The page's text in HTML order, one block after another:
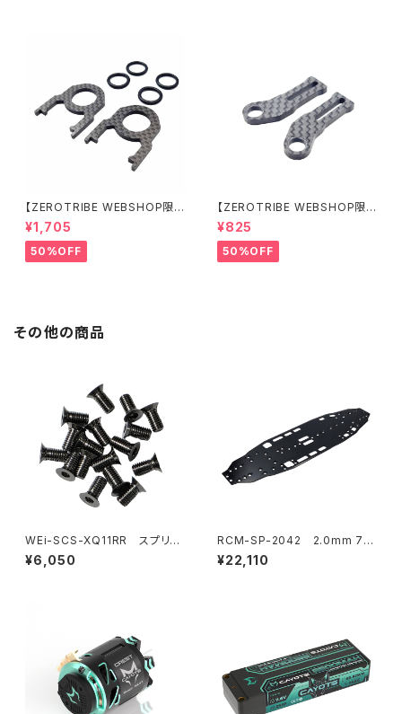
【ZEROTRIBE WEBSHOP限
定価格】RCM-BD11-TSE カ
ーボンツィーク スティックエンド
プレートセット YOKOMO BD11
用
¥1,705
50%OFF
【ZEROTRIBE WEBSHOP限
定価格】RCM-HRP-ZX-BD10
LCE Horizontalリアポストボ
ディマウンティングエクステンシ
ョンプレート Yokomo BD10L
¥825
50%OFF
その他の商品
WEi-SCS-XQ11RR スプリン
グスチールシャーシ用ビスセット
XQ11RR用
¥6,050
RCM-SP-2042 2.0mm 70
75 T6 アルミニウム シャーシ S
P1用
¥22,110